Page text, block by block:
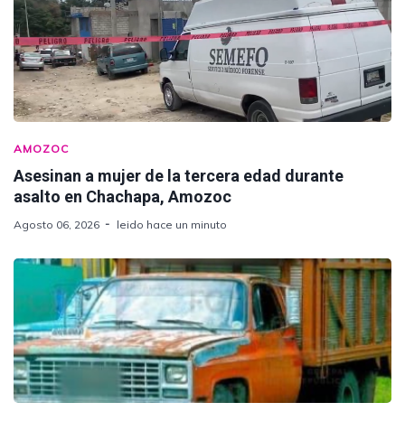
AMOZOC
Asesinan a mujer de la tercera edad durante
asalto en Chachapa, Amozoc
Agosto 06, 2026 leido hace un minuto